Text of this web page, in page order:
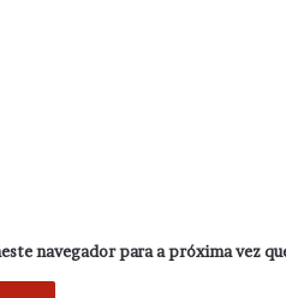
navegador para a próxima vez